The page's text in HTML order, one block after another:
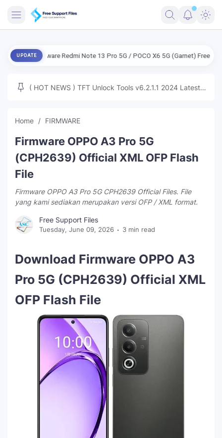
ENG FIRMWARE
MICLOUD
NEXT
TUTORIAL
FFU UFI
UPDATERedmi Note 13 Pro 5G / POCO X6 5G (Garnet) Free ENG
( HOT NEWS ) TFT Unlock Tools v6.2.1.1 2024 Latest
Home FIRMWARE
Firmware OPPO A3 Pro 5G
(CPH2639) Official XML OFP Flash
File
Firmware OPPO A3 Pro 5G CPH2639 Official Files. File
yang kami sediakan merupakan versi OFP / XML format.
Free Support Files
Tuesday, June 09, 2026 3 min read
Download Firmware OPPO A3
Pro 5G (CPH2639) Official XML
OFP Flash File